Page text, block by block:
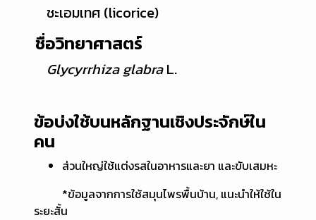
ชะเอมเทศ (licorice)
ชื่อวิทยาศาสตร์
Glycyrrhiza glabraL.
ข้อบ่งใช้บนหลักฐานเชิงประจักษ์ใน
คน
ส่วนใหญ่ใช้แต่งรสในอาหารและยา และขับเสมหะ
*ข้อมูลจากการใช้สมุนไพรพื้นบ้าน, แนะนำให้ใช้ใน
ระยะสั้น